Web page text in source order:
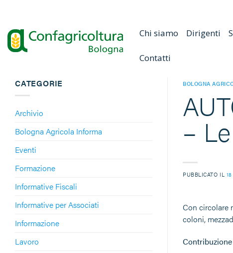
contenuti
Chi siamo Dirigenti
Contatti
CATEGORIE
Archivio
Bologna Agricola Informa
Eventi
Formazione
Informative Fiscali
Informative per Associati
Informazione
Lavoro
BOLOGNA
–
PUBBLICATO IL
Con circolare
coloni,
Contribuzione